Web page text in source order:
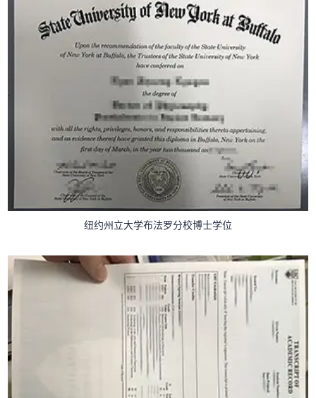
纽约州立大学布法罗分校博士学位